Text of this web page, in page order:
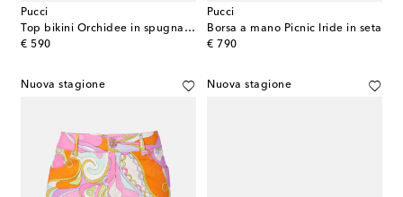
Pucci
Top bikini Orchidee in spugna di cotone
€ 590
original price
Pucci
Borsa a mano Picnic Iride in seta
€ 790
original price
Nuova stagione Nuova stagione